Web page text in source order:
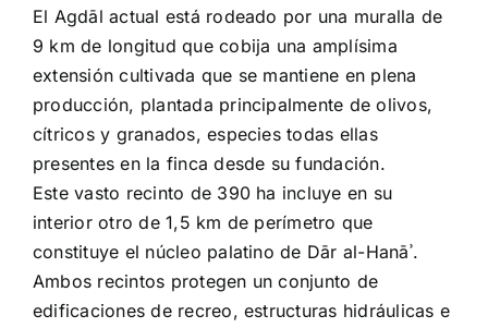
El Agdāl actual está rodeado por una muralla de
9 km de longitud que cobija una amplísima
extensión cultivada que se mantiene en plena
producción, plantada principalmente de olivos,
cítricos y granados, especies todas ellas
presentes en la finca desde su fundación.
Este vasto recinto de 390 ha incluye en su
interior otro de 1,5 km de perímetro que
constituye el núcleo palatino de Dār al-Hanāʾ.
Ambos recintos protegen un conjunto de
edificaciones de recreo, estructuras hidráulicas e